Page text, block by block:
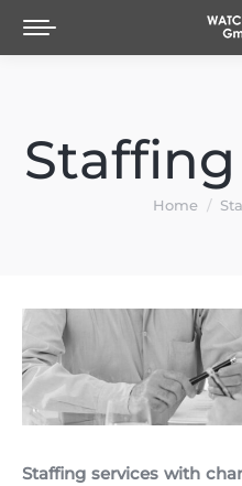
You are
Home
Staffing services with